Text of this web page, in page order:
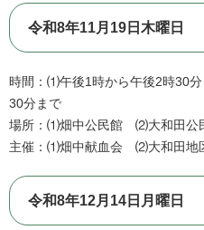
令和8年11月19日木曜日
時間：⑴午後1時から午後2時30
30分まで
場所：⑴畑中公民館 ⑵大和田公
主催：⑴畑中献血会 ⑵大和田地
令和8年12月14日月曜日